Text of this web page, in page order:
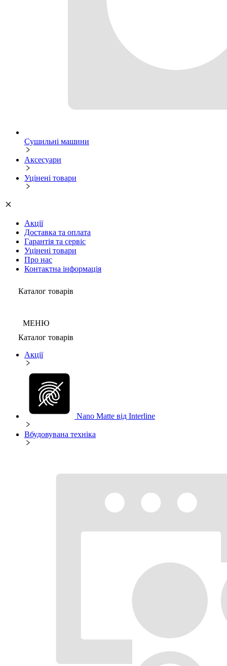
Сушильні машини
Аксесуари
Уцінені товари
Акції
Доставка та оплата
Гарантія та сервіс
Уцінені товари
Про нас
Контактна інформація
Каталог товарів
МЕНЮ
Каталог товарів
Акції
Nano Matte від Interline
Вбудовувана техніка